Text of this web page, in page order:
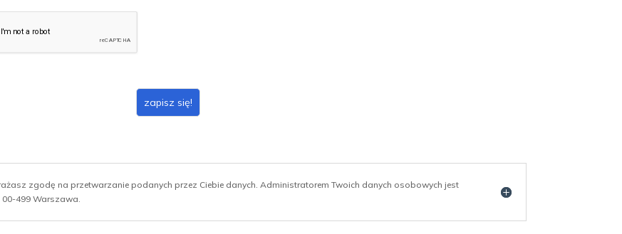
zapisz się!
zgodę na przetwarzanie podanych przez Ciebie danych. Administratorem Twoich danych osobowych jest
00-499 Warszawa.